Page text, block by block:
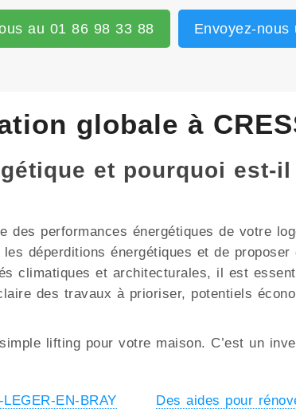
au 01 86 98 33 88 Envoyez-nous
globale à
et pourquoi est-
des performances énergétiques de votre
déperditions énergétiques et de
climatiques et architecturales, il est
des travaux à prioriser, potentiels
lifting pour votre maison. C’est un
EN-BRAY Des aides pour